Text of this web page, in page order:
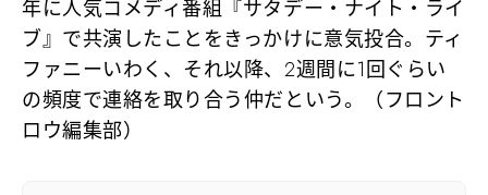
年に人気コメディ番組『サタデー・ナイト・ライ
ブ』で共演したことをきっかけに意気投合。ティ
ファニーいわく、それ以降、2週間に1回ぐらい
の頻度で連絡を取り合う仲だという。（フロント
ロウ編集部）